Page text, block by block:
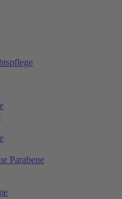
Parabene